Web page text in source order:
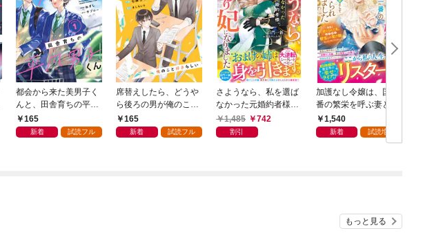
都会から来た美男子く
んと、田舎育ちの平凡
男子くん【単話版】1
巻
165
新着 試読フル
席替えしたら、どうや
ら後ろの男が俺のこと
好きらしい【単話版】
１巻
165
新着 試読フル
さようなら、私を選ば
なかった元婚約者様。
一夜で大国君主の身ご
もり妃になりました
1,485 742
割引
加護なし令嬢は、国一
番の繁栄を呼ぶ妻とし
て迎えられました～無
能と捨てられた私、ど
うやら精霊との架け橋
1,540
新着 試読増量
もっと見る